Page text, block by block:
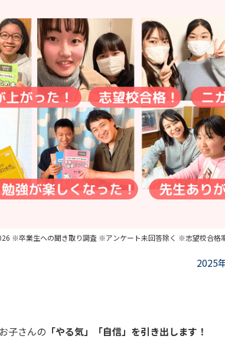
※卒業生への聞き取り調査 ※アンケート未回答除く ※志望校合
2025
子さんの 「やる気」「自信」を引き出します！